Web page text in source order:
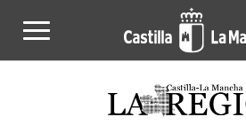
Actualidad de la